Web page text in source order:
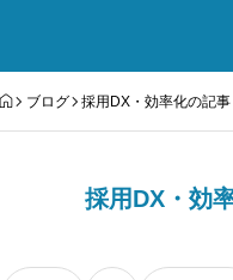
HOME
ブログ 採用DX・効率化の記事
採用DX・効